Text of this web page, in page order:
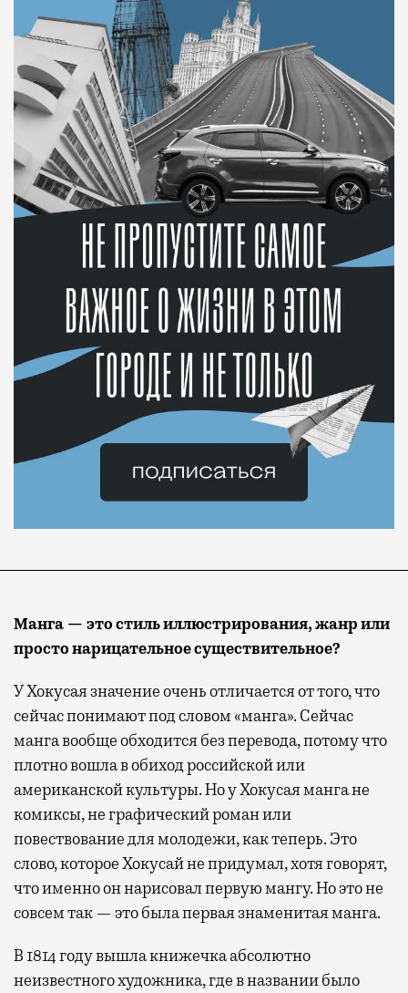
Манга — это стиль иллюстрирования, жанр или
просто нарицательное существительное?
У Хокусая значение очень отличается от того, что
сейчас понимают под словом «манга». Сейчас
манга вообще обходится без перевода, потому что
плотно вошла в обиход российской или
американской культуры. Но у Хокусая манга не
комиксы, не графический роман или
повествование для молодежи, как теперь. Это
слово, которое Хокусай не придумал, хотя говорят,
что именно он нарисовал первую мангу. Но это не
совсем так — это была первая знаменитая манга.
В 1814 году вышла книжечка абсолютно
неизвестного художника, где в названии было